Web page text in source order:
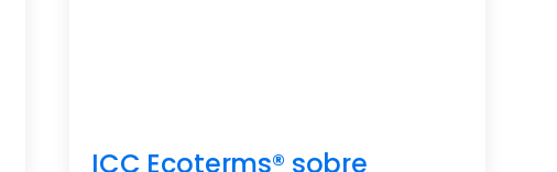
ICC Ecoterms® sobre